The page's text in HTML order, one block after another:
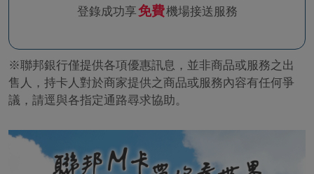
登錄成功享免費機場接送服務
※聯邦銀行僅提供各項優惠訊息，並非商品或服務之出
售人，持卡人對於商家提供之商品或服務內容有任何爭
議，請逕與各指定通路尋求協助。